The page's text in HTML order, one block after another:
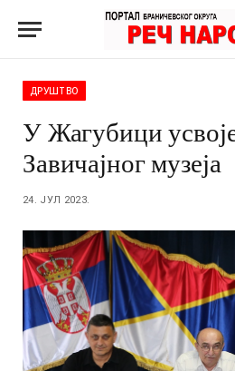
ДРУШТВО
У Жагубици
Завичајног музеја
24. ЈУЛ 2023.